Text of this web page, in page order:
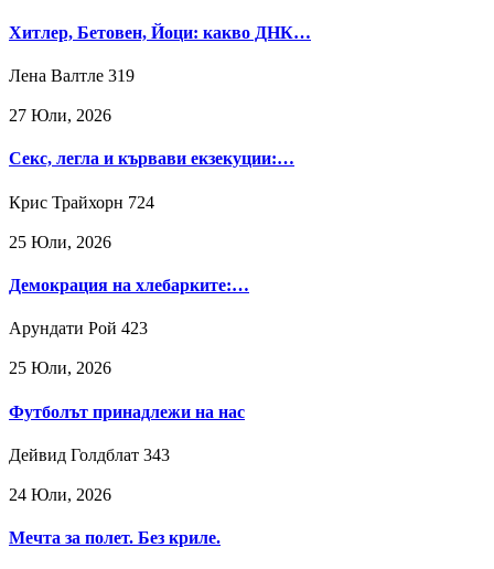
Хитлер, Бетовен, Йоци: какво ДНК…
Лена Валтле 319
27 Юли, 2026
Секс, легла и кървави екзекуции:…
Крис Трайхорн 724
25 Юли, 2026
Демокрация на хлебарките:…
Арундати Рой 423
25 Юли, 2026
Футболът принадлежи на нас
Дейвид Голдблат 343
24 Юли, 2026
Мечта за полет. Без криле.